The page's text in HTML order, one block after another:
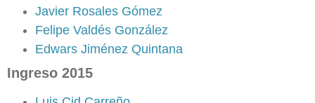
Javier Rosales Gómez
Felipe Valdés González
Edwars Jiménez Quintana
Ingreso 2015